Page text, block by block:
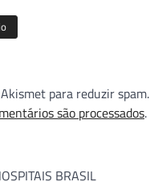
para reduzir spam.
são processados.
BRASIL